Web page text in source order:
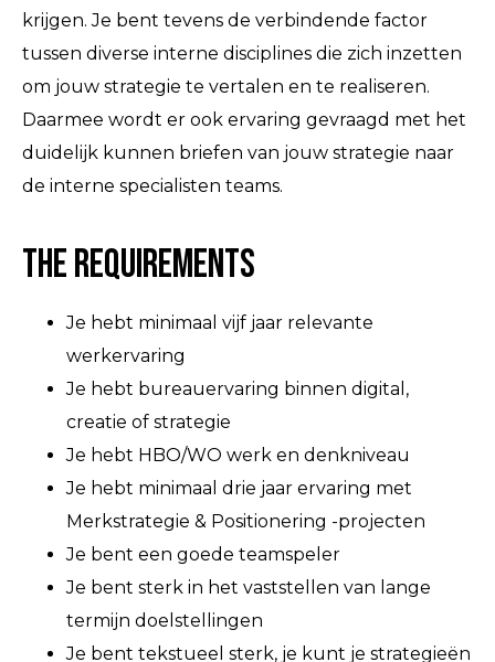
krijgen. Je bent tevens de verbindende factor
tussen diverse interne disciplines die zich inzetten
om jouw strategie te vertalen en te realiseren.
Daarmee wordt er ook ervaring gevraagd met het
duidelijk kunnen briefen van jouw strategie naar
de interne specialisten teams.
The Requirements
​​​​Je hebt minimaal vijf jaar relevante
werkervaring
Je hebt bureauervaring binnen digital,
creatie of strategie
Je hebt HBO/WO werk en denkniveau
Je hebt minimaal drie jaar ervaring met
Merkstrategie & Positionering -projecten
Je bent een goede teamspeler
Je bent sterk in het vaststellen van lange
termijn doelstellingen
Je bent tekstueel sterk, je kunt je strategieën